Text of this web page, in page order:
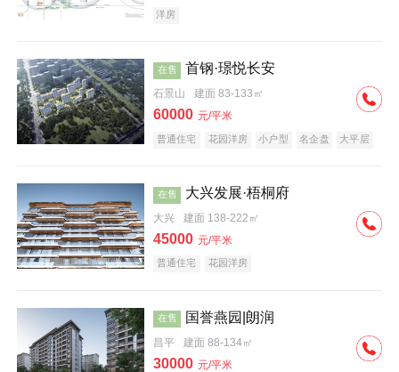
洋房
在售 首钢·璟悦长安
石景山 建面 83-133㎡
60000 元/平米
普通住宅 花园洋房 小户型 名企盘 大平层
在售 大兴发展·梧桐府
大兴 建面 138-222㎡
45000 元/平米
普通住宅 花园洋房
在售 国誉燕园|朗润
昌平 建面 88-134㎡
30000 元/平米